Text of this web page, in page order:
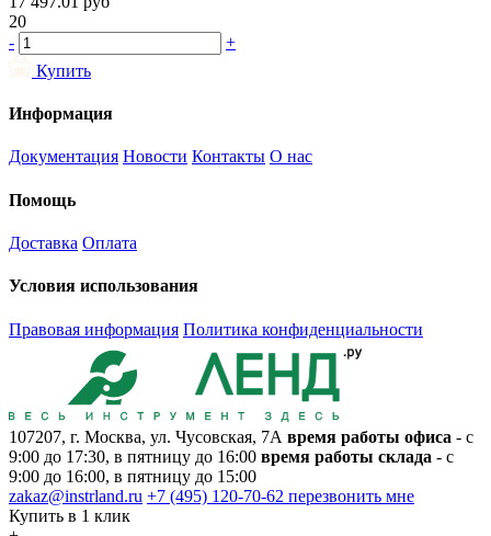
20
-
+
Купить
Информация
Документация Новости Контакты О нас
Помощь
Доставка Оплата
Условия использования
Правовая информация Политика конфиденциальности
107207, г. Москва, ул. Чусовская, 7А время работы офиса - с
9:00 до 17:30, в пятницу до 16:00 время работы склада - с
9:00 до 16:00, в пятницу до 15:00
zakaz@instrland.ru +7 (495) 120-70-62 перезвонить мне
Купить в 1 клик